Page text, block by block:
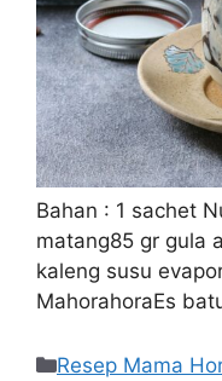
Bahan : 1 sachet
matang85 gr gula
kaleng susu
MahorahoraEs
Resep Mama